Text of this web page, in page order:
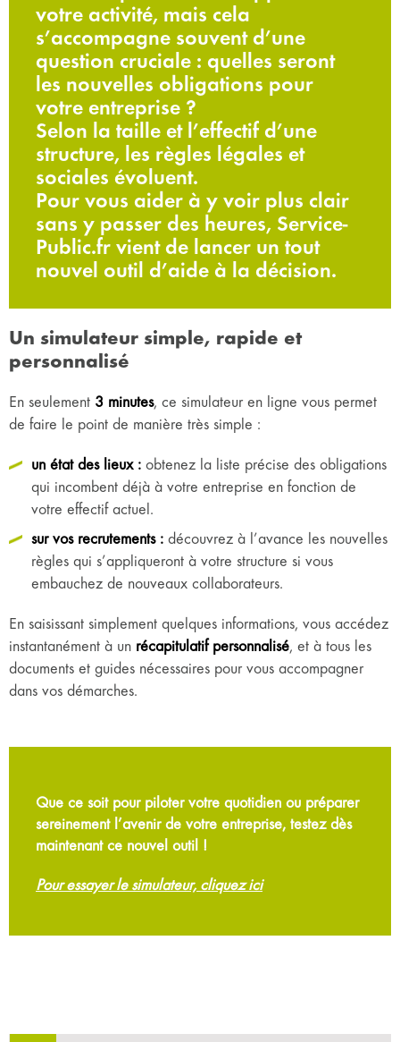
votre activité, mais cela
s’accompagne souvent d’une
question cruciale : quelles seront
les nouvelles obligations pour
votre entreprise ?
Selon la taille et l’effectif d’une
structure, les règles légales et
sociales évoluent.
Pour vous aider à y voir plus clair
sans y passer des heures, Service-
Public.fr vient de lancer un tout
nouvel outil d’aide à la décision.
Un simulateur simple, rapide et
personnalisé
En seulement 3 minutes, ce simulateur en ligne vous permet
de faire le point de manière très simple :
un état des lieux : obtenez la liste précise des obligations
qui incombent déjà à votre entreprise en fonction de
votre effectif actuel.
sur vos recrutements : découvrez à l’avance les nouvelles
règles qui s’appliqueront à votre structure si vous
embauchez de nouveaux collaborateurs.
En saisissant simplement quelques informations, vous accédez
instantanément à un récapitulatif personnalisé, et à tous les
documents et guides nécessaires pour vous accompagner
dans vos démarches.
Que ce soit pour piloter votre quotidien ou préparer
sereinement l’avenir de votre entreprise, testez dès
maintenant ce nouvel outil !
Pour essayer le simulateur, cliquez ici